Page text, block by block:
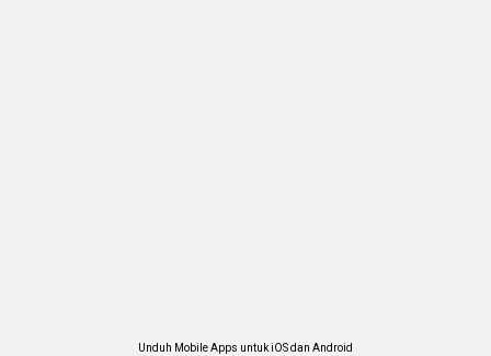
Unduh Mobile Apps untuk iOS dan Android